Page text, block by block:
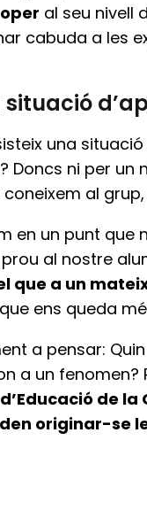
al seu nivell
cabuda a les
una
ni per un
al
en un punt
al nostre
que a un
ens queda
a pensar:
a un
de
originar-se